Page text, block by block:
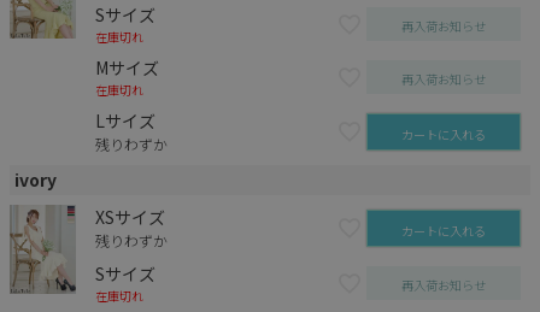
Sサイズ
在庫切れ
再入荷お知らせ
Mサイズ
在庫切れ
再入荷お知らせ
Lサイズ
残りわずか カートに入れる
ivory
XSサイズ
残りわずか カートに入れる
Sサイズ
在庫切れ
再入荷お知らせ